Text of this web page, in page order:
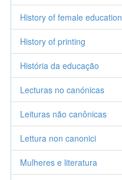
History of female education
History of printing
História da educação
Lecturas no canónicas
Leituras não canônicas
Lettura non canonici
Mulheres e literatura